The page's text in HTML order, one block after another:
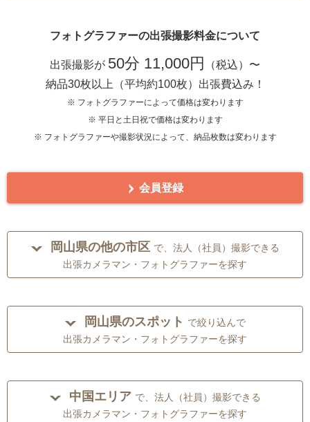
フォトグラファーの出張撮影料金について
出張撮影が 50分 11,000円
（税込）〜
納品30枚以上（平均約100枚）出張費込み！
※ フォトグラファーによって価格は変わります
※ 平日と土日祝で価格は変わります
※ フォトグラファーや撮影状況によって、納品枚数は変わります
会員登録
岡山県の他の市区 で、法人（社員）撮影できる
出張カメラマン・フォトグラファーを探す
岡山県のスポット で絞り込んで
出張カメラマン・フォトグラファーを探す
中国エリア で、法人（社員）撮影できる
出張カメラマン・フォトグラファーを探す